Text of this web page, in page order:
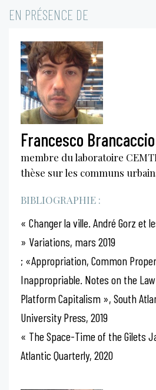
EN PRÉSENCE DE
Francesco Brancaccio
membre du ­laboratoire
thèse sur les communs
BIBLIOGRAPHIE :
« Changer la ville. André Gorz et
» Variations, mars 2019
; «Appropriation, Common
Inappropriable. Notes on the
Platform Capitalism », South
University Press, 2019
« The Space-Time of the Gilets
Atlantic Quarterly, 2020